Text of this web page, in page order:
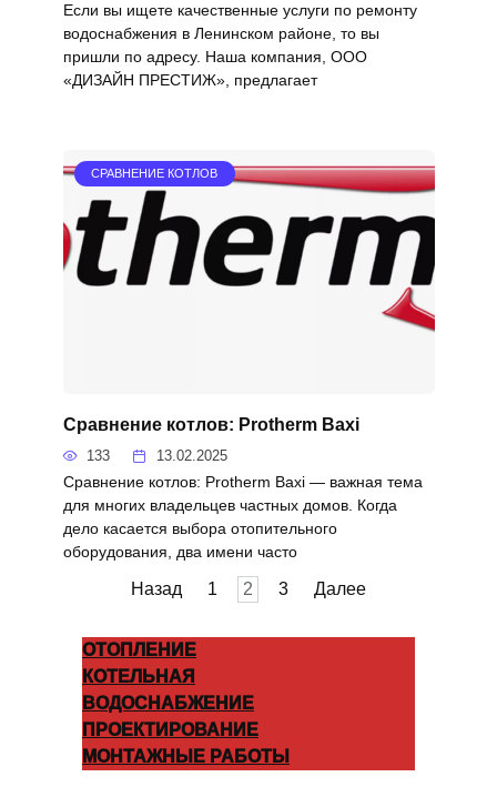
Если вы ищете качественные услуги по ремонту
водоснабжения в Ленинском районе, то вы
пришли по адресу. Наша компания, ООО
«ДИЗАЙН ПРЕСТИЖ», предлагает
СРАВНЕНИЕ КОТЛОВ
Сравнение котлов: Protherm Baxi
133 13.02.2025
Сравнение котлов: Protherm Baxi — важная тема
для многих владельцев частных домов. Когда
дело касается выбора отопительного
оборудования, два имени часто
Назад 1 2 3 Далее
ОТОПЛЕНИЕ
КОТЕЛЬНАЯ
ВОДОСНАБЖЕНИЕ
ПРОЕКТИРОВАНИЕ
МОНТАЖНЫЕ РАБОТЫ